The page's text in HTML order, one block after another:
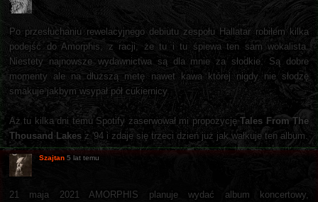
Po przesłuchaniu rewelacyjnego debiutu zespołu Hallatar robiłem kilka
podejść do Amorphis, z racji, że tu i tu śpiewa ten sam wokalista.
Niestety najnowsze wydawnictwa są dla mnie za słodkie. Są dobre
momenty ale na dłuższą metę nawet kawa której nigdy nie słodzę
smakuje jakbym wsypał pół cukiernicy.
Aż tu kilka dni temu Spotify zaserwował mi propozycjęTales From The
Thousand Lakes z '94 i zdaje się trzeci dzień już jak wałkuje ten album.
Szajtan 5 lat temu
21 maja 2021 AMORPHIS planuje wydać album koncertowy,